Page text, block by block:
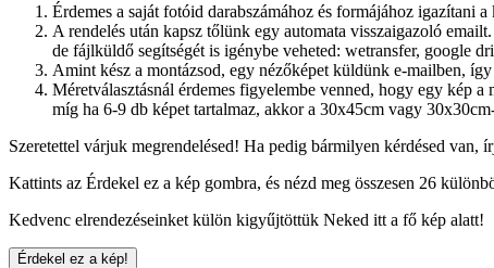
Érdemes a saját fotóid darabszámához és formájához igazítani
A rendelés után kapsz tőlünk egy automata visszaigazoló
de fájlküldő segítségét is igénybe veheted: wetransfer, google
Amint kész a montázsod, egy nézőképet küldünk e-mailben,
Méretválasztásnál érdemes figyelembe venned, hogy egy kép
míg ha 6-9 db képet tartalmaz, akkor a 30x45cm vagy
Szeretettel várjuk megrendelésed! Ha pedig bármilyen kérdésed van,
Kattints az Érdekel ez a kép gombra, és nézd meg összesen 26
Kedvenc elrendezéseinket külön kigyűjtöttük Neked itt a fő kép alatt!
Érdekel ez a kép!